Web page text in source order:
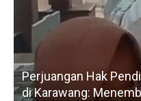
Gerak Cepat H.
Petani,